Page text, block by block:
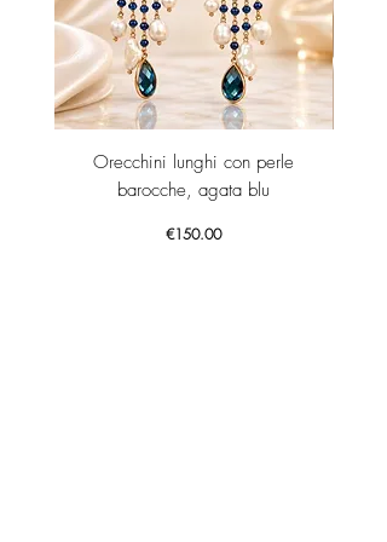
Orecchini lunghi con perle
barocche, agata blu
Price
€150.00